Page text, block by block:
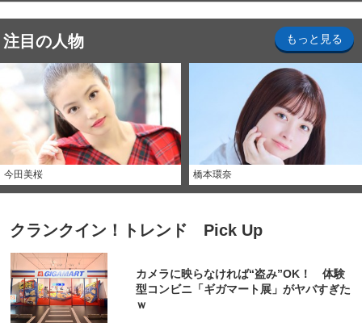
注目の人物 もっと見る
今田美桜 橋本環奈
クランクイン！トレンド Pick Up
カメラに映らなければ“盗み”OK！ 体験
型コンビニ「ギガマート展」がヤバすぎた
ｗ